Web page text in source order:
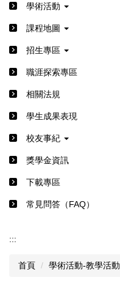
學術活動
課程地圖
招生專區
職涯探索專區
相關法規
學生成果表現
校友事紀
獎學金資訊
下載專區
常見問答（FAQ）
:::
首頁 學術活動-教學活動